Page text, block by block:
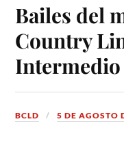
Bailes del
Country
Intermedio
BCLD 5 DE AGOSTO